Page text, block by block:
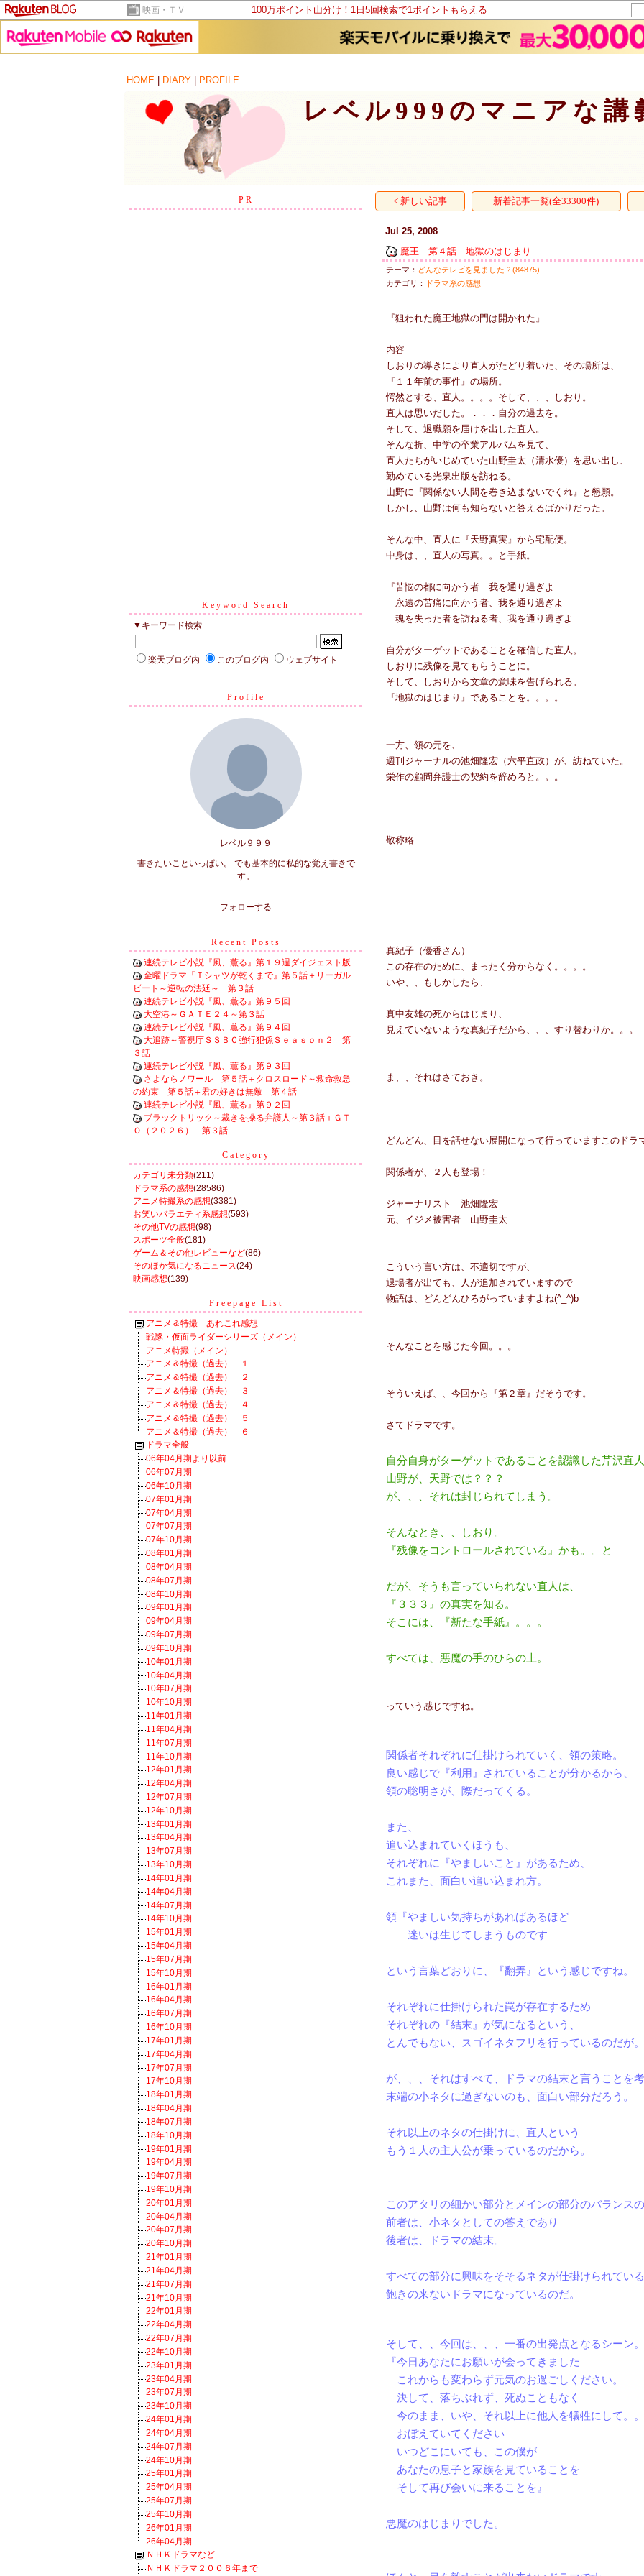
映画・ＴＶ 100万ポイント山分け！1日5回検索で1ポイントもらえる
HOME DIARY PROFILE
レベル999のマニアな講
PR
Keyword Search
▼キーワード検索
楽天ブログ内 このブログ内 ウェブサイト
Profile
レベル９９９
書きたいこといっぱい。 でも基本的に私的な覚え書きで
す。
フォローする
Recent Posts
連続テレビ小説『風、薫る』第１９週ダイジェスト版
金曜ドラマ『Ｔシャツが乾くまで』第５話＋リーガル
ビート～逆転の法廷～ 第３話
連続テレビ小説『風、薫る』第９５回
大空港～ＧＡＴＥ２４～第３話
連続テレビ小説『風、薫る』第９４回
大追跡～警視庁ＳＳＢＣ強行犯係Ｓｅａｓｏｎ２ 第
３話
連続テレビ小説『風、薫る』第９３回
さよならノワール 第５話＋クロスロード～救命救急
の約束 第５話＋君の好きは無敵 第４話
連続テレビ小説『風、薫る』第９２回
ブラックトリック～裁きを操る弁護人～第３話＋ＧＴ
Ｏ（２０２６） 第３話
Category
カテゴリ未分類(211)
ドラマ系の感想(28586)
アニメ特撮系の感想(3381)
お笑いバラエティ系感想(593)
その他TVの感想(98)
スポーツ全般(181)
ゲーム＆その他レビューなど(86)
そのほか気になるニュース(24)
映画感想(139)
Freepage List
アニメ＆特撮 あれこれ感想
戦隊・仮面ライダーシリーズ（メイン）
アニメ特撮（メイン）
アニメ＆特撮（過去） １
アニメ＆特撮（過去） ２
アニメ＆特撮（過去） ３
アニメ＆特撮（過去） ４
アニメ＆特撮（過去） ５
アニメ＆特撮（過去） ６
ドラマ全般
06年04月期より以前
06年07月期
06年10月期
07年01月期
07年04月期
07年07月期
07年10月期
08年01月期
08年04月期
08年07月期
08年10月期
09年01月期
09年04月期
09年07月期
09年10月期
10年01月期
10年04月期
10年07月期
10年10月期
11年01月期
11年04月期
11年07月期
11年10月期
12年01月期
12年04月期
12年07月期
12年10月期
13年01月期
13年04月期
13年07月期
13年10月期
14年01月期
14年04月期
14年07月期
14年10月期
15年01月期
15年04月期
15年07月期
15年10月期
16年01月期
16年04月期
16年07月期
16年10月期
17年01月期
17年04月期
17年07月期
17年10月期
18年01月期
18年04月期
18年07月期
18年10月期
19年01月期
19年04月期
19年07月期
19年10月期
20年01月期
20年04月期
20年07月期
20年10月期
21年01月期
21年04月期
21年07月期
21年10月期
22年01月期
22年04月期
22年07月期
22年10月期
23年01月期
23年04月期
23年07月期
23年10月期
24年01月期
24年04月期
24年07月期
24年10月期
25年01月期
25年04月期
25年07月期
25年10月期
26年01月期
26年04月期
ＮＨＫドラマなど
ＮＨＫドラマ２００６年まで
< 新しい記事 新着記事一覧(全33300件)
Jul 25, 2008
魔王 第４話 地獄のはじまり
テーマ： どんなテレビを見ました？(84875)
カテゴリ：
ドラマ系の感想
『狙われた魔王地獄の門は開かれた』
内容
しおりの導きにより直人がたどり着いた、その場所は、
『１１年前の事件』の場所。
愕然とする、直人。。。。そして、、、しおり。
直人は思いだした。．．．自分の過去を。
そして、退職願を届けを出した直人。
そんな折、中学の卒業アルバムを見て、
直人たちがいじめていた山野圭太（清水優）を思い出し、
勤めている光泉出版を訪ねる。
山野に『関係ない人間を巻き込まないでくれ』と懇願。
しかし、山野は何も知らないと答えるばかりだった。
そんな中、直人に『天野真実』から宅配便。
中身は、、直人の写真。。と手紙。
『苦悩の都に向かう者 我を通り過ぎよ
永遠の苦痛に向かう者、我を通り過ぎよ
魂を失った者を訪ねる者、我を通り過ぎよ
自分がターゲットであることを確信した直人。
しおりに残像を見てもらうことに。
そして、しおりから文章の意味を告げられる。
『地獄のはじまり』であることを。。。。
一方、領の元を、
週刊ジャーナルの池畑隆宏（六平直政）が、訪ねていた。
栄作の顧問弁護士の契約を辞めろと。。。
敬称略
真紀子（優香さん）
この存在のために、まったく分からなく。。。。
いや、、もしかしたら、
真中友雄の死からはじまり、
見えていないような真紀子だから、、、すり替わりか。。。
ま、、それはさておき。
どんどん、目を話せない展開になって行っていますこのドラ
関係者が、２人も登場！
ジャーナリスト 池畑隆宏
元、イジメ被害者 山野圭太
こういう言い方は、不適切ですが、
退場者が出ても、人が追加されていますので
物語は、どんどんひろがっていますよね(^_^)b
そんなことを感じた今回。。。
そういえば、、今回から『第２章』だそうです。
さてドラマです。
自分自身がターゲットであることを認識した芹沢直
山野が、天野では？？？
が、、、それは封じられてしまう。
そんなとき、、しおり。
『残像をコントロールされている』かも。。と
だが、そうも言っていられない直人は、
『３３３』の真実を知る。
そこには、『新たな手紙』。。。
すべては、悪魔の手のひらの上。
っていう感じですね。
関係者それぞれに仕掛けられていく、領の策略。
良い感じで『利用』されていることが分かるから、
領の聡明さが、際だってくる。
また、
追い込まれていくほうも、
それぞれに『やましいこと』があるため、
これまた、面白い追い込まれ方。
領『やましい気持ちがあればあるほど
迷いは生じてしまうものです
という言葉どおりに、『翻弄』という感じですね。
それぞれに仕掛けられた罠が存在するため
それぞれの『結末』が気になるという、
とんでもない、スゴイネタフリを行っているのだが。
が、、、それはすべて、ドラマの結末と言うことを
末端の小ネタに過ぎないのも、面白い部分だろう。
それ以上のネタの仕掛けに、直人という
もう１人の主人公が乗っているのだから。
このアタリの細かい部分とメインの部分のバランス
前者は、小ネタとしての答えであり
後者は、ドラマの結末。
すべての部分に興味をそそるネタが仕掛けられてい
飽きの来ないドラマになっているのだ。
そして、、今回は、、、一番の出発点となるシーン。
『今日あなたにお願いが会ってきました
これからも変わらず元気のお過ごしください。
決して、落ちぶれず、死ぬこともなく
今のまま、いや、それ以上に他人を犠牲にして。
おぼえていてください
いつどこにいても、この僕が
あなたの息子と家族を見ていることを
そして再び会いに来ることを』
悪魔のはじまりでした。